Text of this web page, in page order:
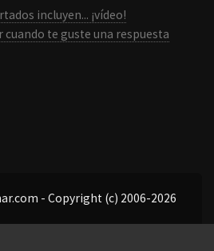
incluyen... ¡vídeo!
cuando te guste una respuesta
- Copyright (c) 2006-2026